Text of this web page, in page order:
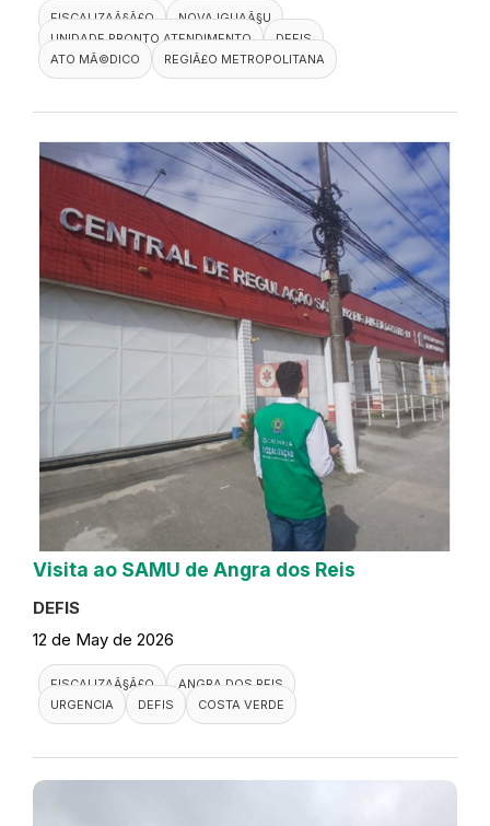
FISCALIZAÃ§Ã£O
NOVA IGUAÃ§U
UNIDADE PRONTO ATENDIMENTO
DEFIS
ATO MÃ©DICO
REGIÃ£O METROPOLITANA
Visita ao SAMU de Angra dos Reis
DEFIS
12 de May de 2026
FISCALIZAÃ§Ã£O
ANGRA DOS REIS
URGENCIA
DEFIS COSTA VERDE